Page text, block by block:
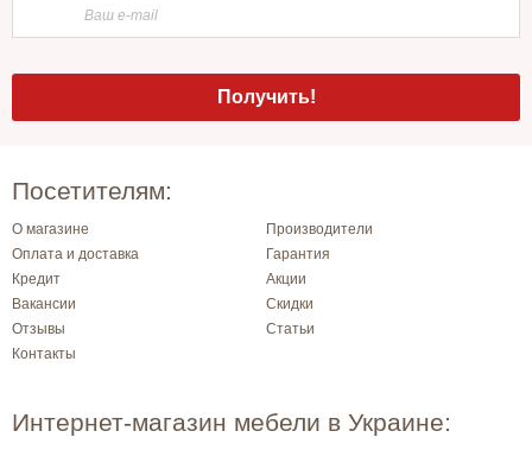
Посетителям:
О магазине
Производители
Оплата и доставка
Гарантия
Кредит
Акции
Вакансии
Скидки
Отзывы
Статьи
Контакты
Интернет-магазин мебели в Украине: